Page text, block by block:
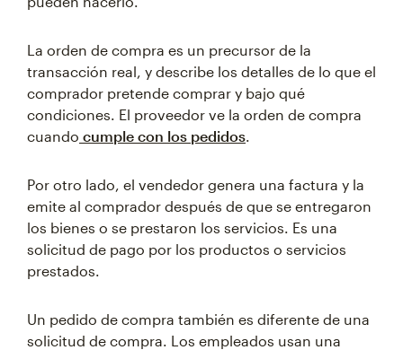
La orden de compra es un precursor de la
transacción real, y describe los detalles de lo que el
comprador pretende comprar y bajo qué
condiciones. El proveedor ve la orden de compra
cuando cumple con los pedidos.
Por otro lado, el vendedor genera una factura y la
emite al comprador después de que se entregaron
los bienes o se prestaron los servicios. Es una
solicitud de pago por los productos o servicios
prestados.
Un pedido de compra también es diferente de una
solicitud de compra. Los empleados usan una